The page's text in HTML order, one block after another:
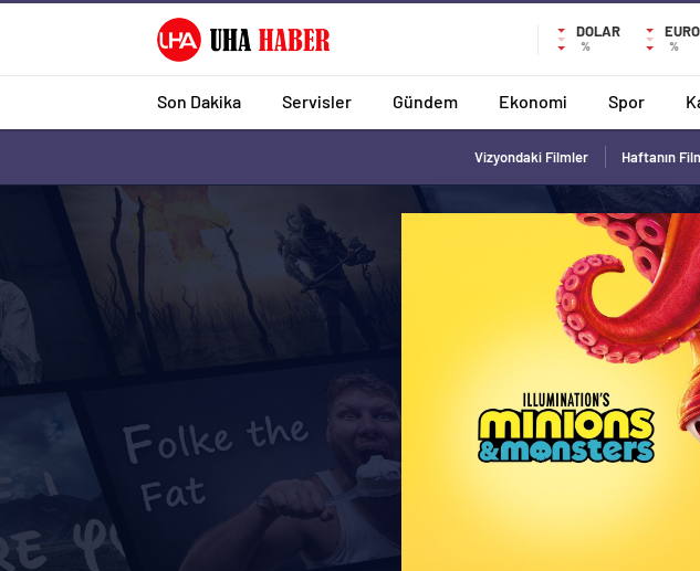
DOLAR
%
EURO
%
Son Dakika Servisler Gündem Ekonomi Spor
Vizyondaki Filmler Haftanın